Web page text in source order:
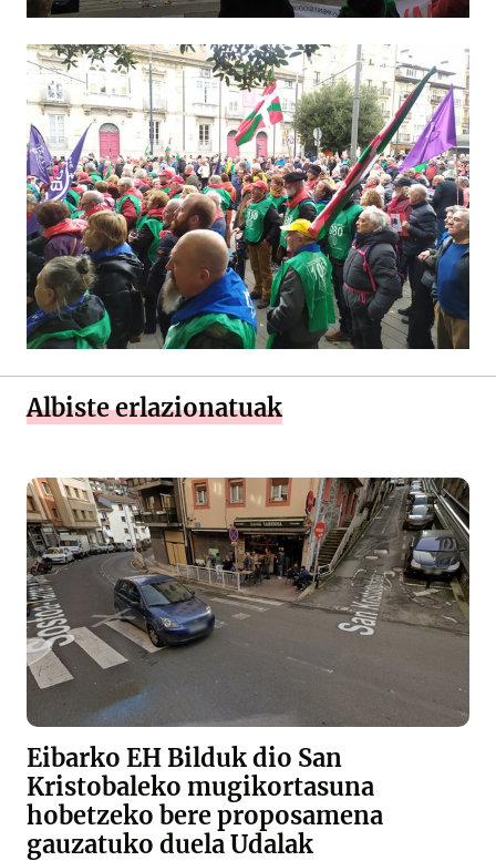
Albiste erlazionatuak
Eibarko EH Bilduk dio San
Kristobaleko mugikortasuna
hobetzeko bere proposamena
gauzatuko duela Udalak